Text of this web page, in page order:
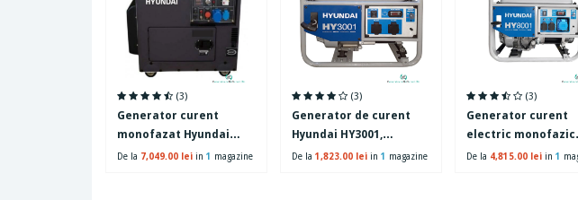
(3)
Generator curent
monofazat Hyundai
DHY6001SE, 5 kW, 230 V,
De la 7,049.00 lei in 1 magazine
(3)
Generator de curent
Hyundai HY3001,
monofazic, 2.8 kW, 7 CP,
De la 1,823.00 lei in 1 magazine
(3)
Generator curent
electric monofazic
Hyundai HY8001, 7.5
De la 4,815.00 lei in 1